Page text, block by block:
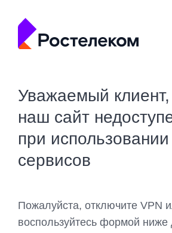
Уважаемый клиент,
наш сайт
при
сервисов
Пожалуйста, отключите VPN
воспользуйтесь формой ниже